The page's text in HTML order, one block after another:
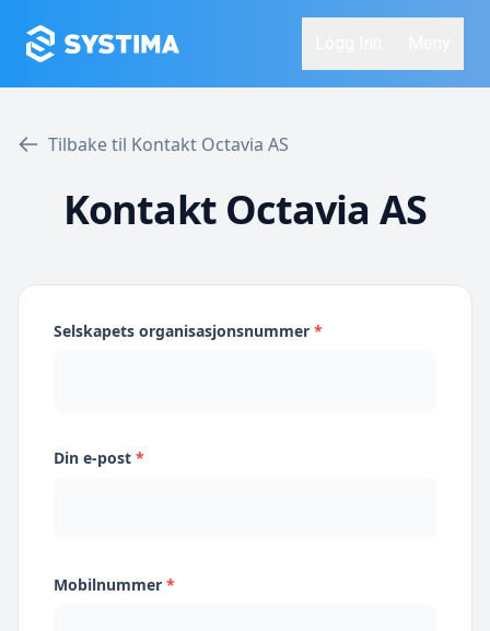
Tilbake til Kontakt Octavia AS
Kontakt Octavia AS
Selskapets organisasjonsnummer *
Din e-post *
Mobilnummer *